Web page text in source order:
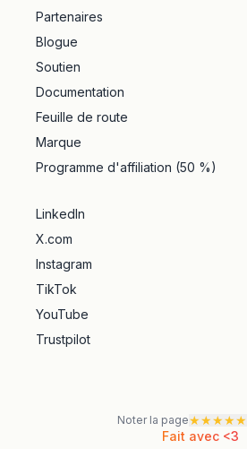
Partenaires
Blogue
Soutien
Documentation
Feuille de route
Marque
Programme d'affiliation (50 %)
LinkedIn
X.com
Instagram
TikTok
YouTube
Trustpilot
Noter la page★★★★★
Fait avec <3